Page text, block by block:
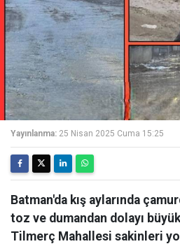
Yayınlanma: 25 Nisan 2025 Cuma 15:25
Batman'da kış aylarında
toz ve dumandan dolayı büyük
Tilmerç Mahallesi sakinleri